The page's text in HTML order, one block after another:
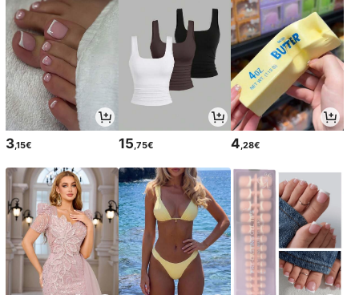
3,15€ 15,75€ 4,28€